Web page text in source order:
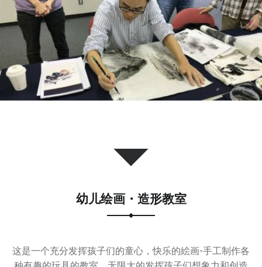
幼儿绘画・造形教室
这是一个充分发挥孩子们的童心，快乐的絵画-手工制作各